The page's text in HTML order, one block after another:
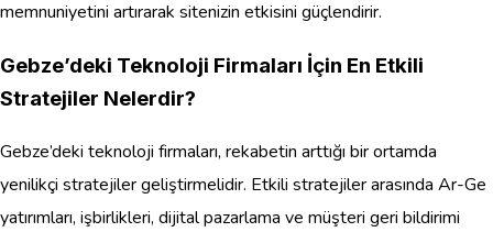
memnuniyetini artırarak sitenizin etkisini güçlendirir.
Gebze’deki Teknoloji Firmaları İçin En Etkili
Stratejiler Nelerdir?
Gebze’deki teknoloji firmaları, rekabetin arttığı bir ortamda
yenilikçi stratejiler geliştirmelidir. Etkili stratejiler arasında Ar-Ge
yatırımları, işbirlikleri, dijital pazarlama ve müşteri geri bildirimi